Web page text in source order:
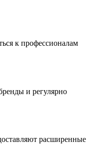
к профессионалам
и регулярно
расширенные